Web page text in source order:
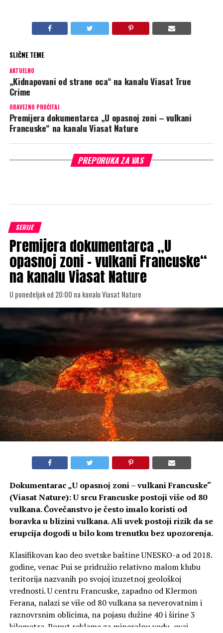
SLIČNE TEME
AKTUELNO
„Kidnapovani od strane oca“ na kanalu Viasat True
Crime
OBAVEZNO PROČITAJ
Premijera dokumentarca „U opasnoj zoni – vulkani
Francuske“ na kanalu Viasat Nature
PREPORUKA ZA VAS
SERIJE
Premijera dokumentarca „U
opasnoj zoni – vulkani Francuske“
na kanalu Viasat Nature
U ponedeljak od 20:00 na kanalu Viasat Nature
Dokumentarac „U opasnoj zoni – vulkani Francuske“
(Viasat Nature): U srcu Francuske postoji više od 80
vulkana. Čovečanstvo je često imalo koristi od
boravka u blizini vulkana. Ali uvek postoji rizik da se
erupcija dogodi u bilo kom trenutku bez upozorenja.
Klasifikovan kao deo svetske baštine UNESKO-a od 2018.
godine, venac Pui se pridružio relativno malom klubu
teritorija nazvanih po svojoj izuzetnoj geološkoj
vrednosti. U centru Francuske, zapadno od Klermon
Ferana, nalazi se više od 80 vulkana sa neverovatnim i
raznovrsnim oblicima, na pojasu dužine 40 i širine 3
kilometra. Poput reklame za mineralnu vodu, ovaj